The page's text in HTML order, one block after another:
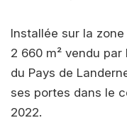
Installée sur la
2 660 m² vendu
du Pays de
ses portes dans le
2022.